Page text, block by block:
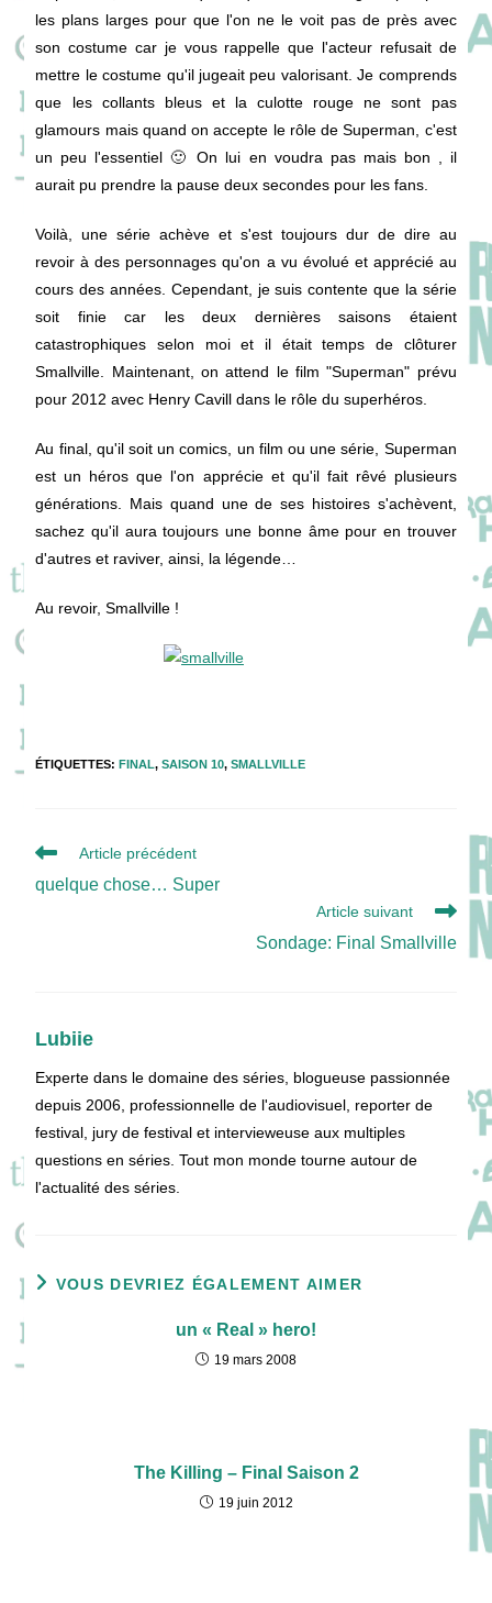
les plans larges pour que l'on ne le voit pas de près avec
son costume car je vous rappelle que l'acteur refusait de
mettre le costume qu'il jugeait peu valorisant. Je comprends
que les collants bleus et la culotte rouge ne sont pas
glamours mais quand on accepte le rôle de Superman, c'est
un peu l'essentiel 🙂 On lui en voudra pas mais bon , il
aurait pu prendre la pause deux secondes pour les fans.
Voilà, une série achève et s'est toujours dur de dire au
revoir à des personnages qu'on a vu évolué et apprécié au
cours des années. Cependant, je suis contente que la série
soit finie car les deux dernières saisons étaient
catastrophiques selon moi et il était temps de clôturer
Smallville. Maintenant, on attend le film "Superman" prévu
pour 2012 avec Henry Cavill dans le rôle du superhéros.
Au final, qu'il soit un comics, un film ou une série, Superman
est un héros que l'on apprécie et qu'il fait rêvé plusieurs
générations. Mais quand une de ses histoires s'achèvent,
sachez qu'il aura toujours une bonne âme pour en trouver
d'autres et raviver, ainsi, la légende…
Au revoir, Smallville !
ÉTIQUETTES:FINAL, SAISON 10, SMALLVILLE
Read
articles
Article précédent
quelque chose… Super
Article suivant
Sondage: Final Smallville
Lubiie
Experte dans le domaine des séries, blogueuse passionnée
depuis 2006, professionnelle de l'audiovisuel, reporter de
festival, jury de festival et intervieweuse aux multiples
questions en séries. Tout mon monde tourne autour de
l'actualité des séries.
VOUS DEVRIEZ ÉGALEMENT AIMER
un « Real » hero!
19 mars 2008
The Killing – Final Saison 2
19 juin 2012